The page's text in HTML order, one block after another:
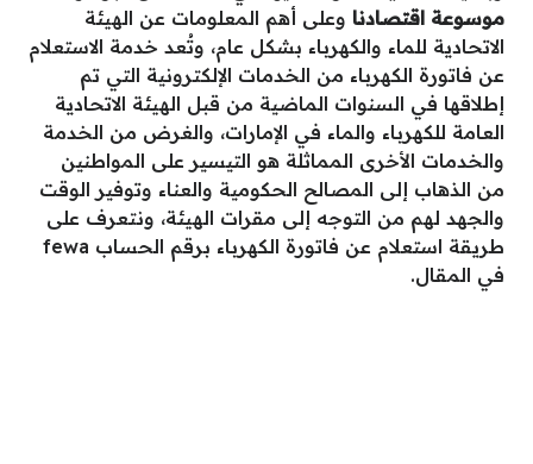
موسوعة اقتصادنا وعلى أهم المعلومات عن الهيئة
الاتحادية للماء والكهرباء بشكل عام، وتُعد خدمة الاستعلام
عن فاتورة الكهرباء من الخدمات الإلكترونية التي تم
إطلاقها في السنوات الماضية من قبل الهيئة الاتحادية
العامة للكهرباء والماء في الإمارات، والغرض من الخدمة
والخدمات الأخرى المماثلة هو التيسير على المواطنين
من الذهاب إلى المصالح الحكومية والعناء وتوفير الوقت
والجهد لهم من التوجه إلى مقرات الهيئة، ونتعرف على
طريقة استعلام عن فاتورة الكهرباء برقم الحساب fewa
في المقال.